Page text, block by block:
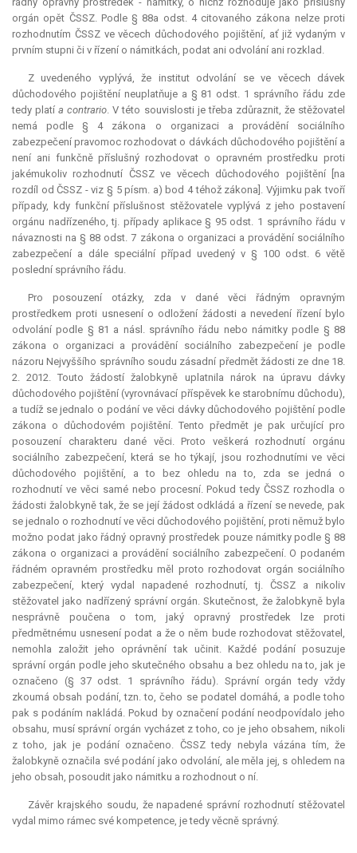
orgán opět ČSSZ. Podle § 88a odst. 4 citovaného zákona nelze proti
rozhodnutím ČSSZ ve věcech důchodového pojištění, ať již vydaným v
prvním stupni či v řízení o námitkách, podat ani odvolání ani rozklad.
Z uvedeného vyplývá, že institut odvolání se ve věcech dávek
důchodového pojištění neuplatňuje a § 81 odst. 1 správního řádu zde
tedy platía contrario. V této souvislosti je třeba zdůraznit, že stěžovatel
nemá podle § 4 zákona o organizaci a provádění sociálního
zabezpečení pravomoc rozhodovat o dávkách důchodového pojištění a
není ani funkčně příslušný rozhodovat o opravném prostředku proti
jakémukoliv rozhodnutí ČSSZ ve věcech důchodového pojištění [na
rozdíl od ČSSZ - viz § 5 písm. a) bod 4 téhož zákona]. Výjimku pak tvoří
případy, kdy funkční příslušnost stěžovatele vyplývá z jeho postavení
orgánu nadřízeného, tj. případy aplikace § 95 odst. 1 správního řádu v
návaznosti na § 88 odst. 7 zákona o organizaci a provádění sociálního
zabezpečení a dále speciální případ uvedený v § 100 odst. 6 větě
poslední správního řádu.
Pro posouzení otázky, zda v dané věci řádným opravným
prostředkem proti usnesení o odložení žádosti a nevedení řízení bylo
odvolání podle § 81 a násl. správního řádu nebo námitky podle § 88
zákona o organizaci a provádění sociálního zabezpečení je podle
názoru Nejvyššího správního soudu zásadní předmět žádosti ze dne 18.
2. 2012. Touto žádostí žalobkyně uplatnila nárok na úpravu dávky
důchodového pojištění (vyrovnávací příspěvek ke starobnímu důchodu),
a tudíž se jednalo o podání ve věci dávky důchodového pojištění podle
zákona o důchodovém pojištění. Tento předmět je pak určující pro
posouzení charakteru dané věci. Proto veškerá rozhodnutí orgánu
sociálního zabezpečení, která se ho týkají, jsou rozhodnutími ve věci
důchodového pojištění, a to bez ohledu na to, zda se jedná o
rozhodnutí ve věci samé nebo procesní. Pokud tedy ČSSZ rozhodla o
žádosti žalobkyně tak, že se její žádost odkládá a řízení se nevede, pak
se jednalo o rozhodnutí ve věci důchodového pojištění, proti němuž bylo
možno podat jako řádný opravný prostředek pouze námitky podle § 88
zákona o organizaci a provádění sociálního zabezpečení. O podaném
řádném opravném prostředku měl proto rozhodovat orgán sociálního
zabezpečení, který vydal napadené rozhodnutí, tj. ČSSZ a nikoliv
stěžovatel jako nadřízený správní orgán. Skutečnost, že žalobkyně byla
nesprávně poučena o tom, jaký opravný prostředek lze proti
předmětnému usnesení podat a že o něm bude rozhodovat stěžovatel,
nemohla založit jeho oprávnění tak učinit. Každé podání posuzuje
správní orgán podle jeho skutečného obsahu a bez ohledu na to, jak je
označeno (§ 37 odst. 1 správního řádu). Správní orgán tedy vždy
zkoumá obsah podání, tzn. to, čeho se podatel domáhá, a podle toho
pak s podáním nakládá. Pokud by označení podání neodpovídalo jeho
obsahu, musí správní orgán vycházet z toho, co je jeho obsahem, nikoli
z toho, jak je podání označeno. ČSSZ tedy nebyla vázána tím, že
žalobkyně označila své podání jako odvolání, ale měla jej, s ohledem na
jeho obsah, posoudit jako námitku a rozhodnout o ní.
Závěr krajského soudu, že napadené správní rozhodnutí stěžovatel
vydal mimo rámec své kompetence, je tedy věcně správný.